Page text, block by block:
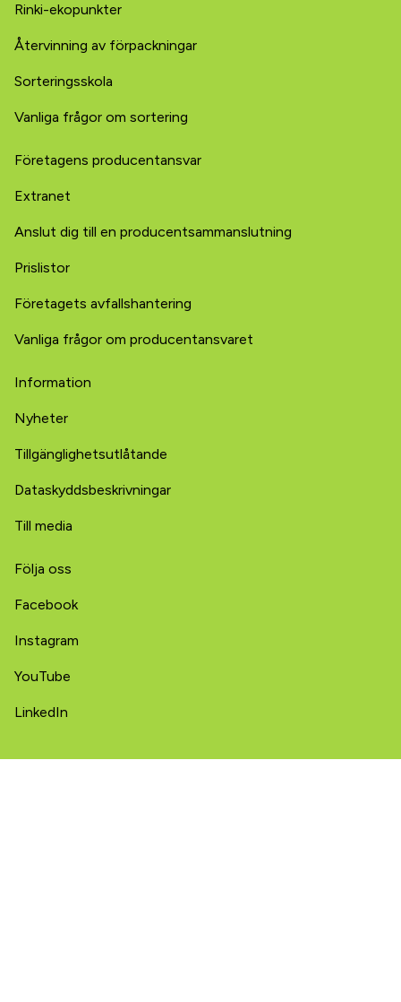
Rinki-ekopunkter
Återvinning av förpackningar
Sorteringsskola
Vanliga frågor om sortering
Företagens producentansvar
Extranet
Anslut dig till en producentsammanslutning
Prislistor
Företagets avfallshantering
Vanliga frågor om producentansvaret
Information
Nyheter
Tillgänglighetsutlåtande
Dataskyddsbeskrivningar
Till media
Följa oss
Facebook
Instagram
YouTube
LinkedIn